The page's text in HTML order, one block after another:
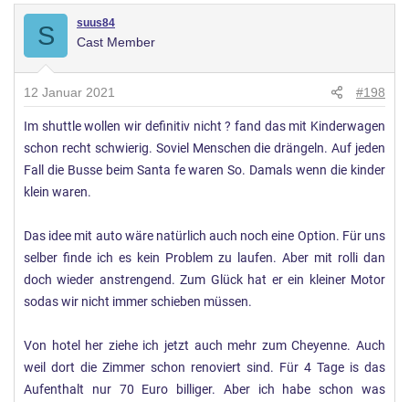
n
g
e
n
:
S suus84
Cast Member
12 Januar 2021 #198
Im shuttle wollen wir definitiv nicht ? fand das mit Kinderwagen
schon recht schwierig. Soviel Menschen die drängeln. Auf jeden
Fall die Busse beim Santa fe waren So. Damals wenn die kinder
klein waren.
Das idee mit auto wäre natürlich auch noch eine Option. Für uns
selber finde ich es kein Problem zu laufen. Aber mit rolli dan
doch wieder anstrengend. Zum Glück hat er ein kleiner Motor
sodas wir nicht immer schieben müssen.
Von hotel her ziehe ich jetzt auch mehr zum Cheyenne. Auch
weil dort die Zimmer schon renoviert sind. Für 4 Tage is das
Aufenthalt nur 70 Euro billiger. Aber ich habe schon was